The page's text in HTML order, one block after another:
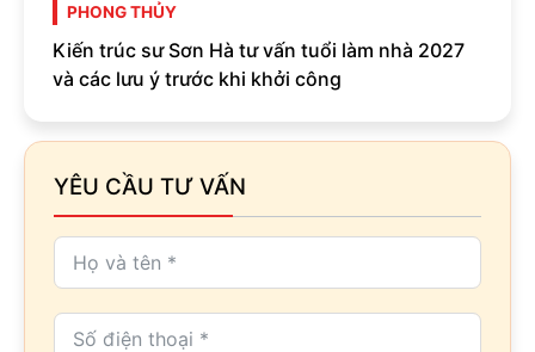
PHONG THỦY
Kiến trúc sư Sơn Hà tư vấn tuổi làm nhà 2027
và các lưu ý trước khi khởi công
YÊU CẦU TƯ VẤN